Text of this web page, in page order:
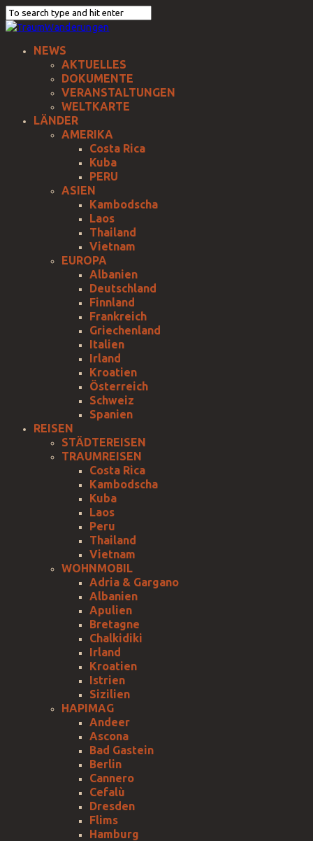
NEWS
AKTUELLES
DOKUMENTE
VERANSTALTUNGEN
WELTKARTE
LÄNDER
AMERIKA
Costa Rica
Kuba
PERU
ASIEN
Kambodscha
Laos
Thailand
Vietnam
EUROPA
Albanien
Deutschland
Finnland
Frankreich
Griechenland
Italien
Irland
Kroatien
Österreich
Schweiz
Spanien
REISEN
STÄDTEREISEN
TRAUMREISEN
Costa Rica
Kambodscha
Kuba
Laos
Peru
Thailand
Vietnam
WOHNMOBIL
Adria & Gargano
Albanien
Apulien
Bretagne
Chalkidiki
Irland
Kroatien
Istrien
Sizilien
HAPIMAG
Andeer
Ascona
Bad Gastein
Berlin
Cannero
Cefalù
Dresden
Flims
Hamburg